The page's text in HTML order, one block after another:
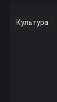
Культура